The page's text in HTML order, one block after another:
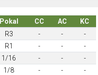
Pokal CC AC
KC
R3 - -
-
R1 - -
-
1/16 - -
-
1/8 - -
-